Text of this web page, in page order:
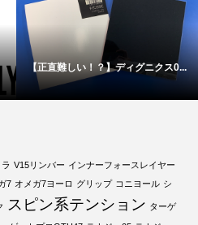
【正直難しい！？】ディグニクス0...
V15リンバー インナーフォースレイヤー
7 オメガ7ヨーロ グリップ コニヨール シ
スピン系テンション ターゲ